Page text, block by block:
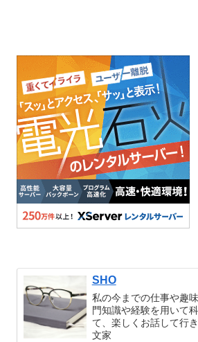
SHO
私の今までの仕事や趣
門知識や経験を用いて
て、楽しくお話して行
文家